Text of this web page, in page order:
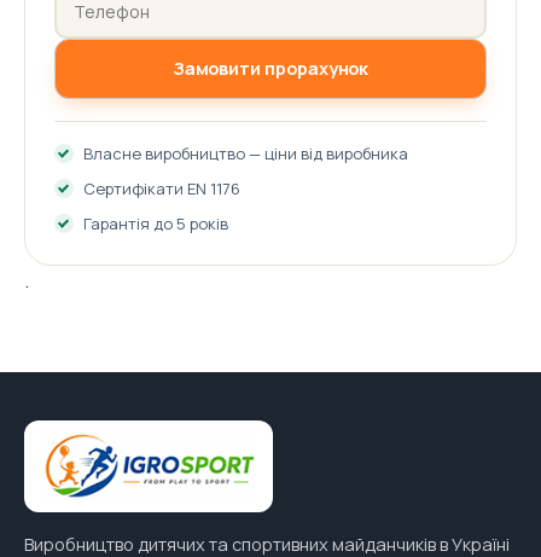
Замовити прорахунок
Власне виробництво — ціни від виробника
Сертифікати EN 1176
Гарантія до 5 років
.
Виробництво дитячих та спортивних майданчиків в Україні